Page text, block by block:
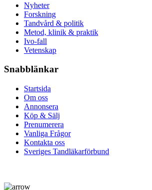
Nyheter
Forskning
Tandvård & politik
Metod, klinik & praktik
Ivo-fall
Vetenskap
Snabblänkar
Startsida
Om oss
Annonsera
Köp & Sälj
Prenumerera
Vanliga Frågor
Kontakta oss
Sveriges Tandläkarförbund